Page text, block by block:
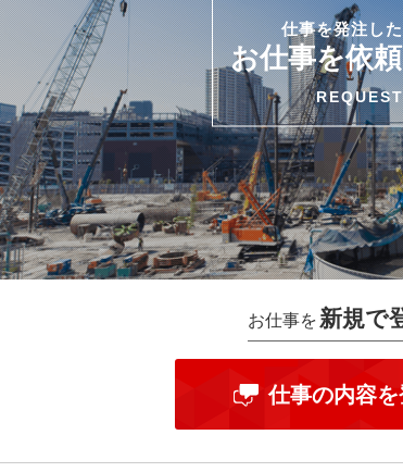
仕事を発注し
お仕事を依
REQUEST
お仕事を 新規で
仕事の内容